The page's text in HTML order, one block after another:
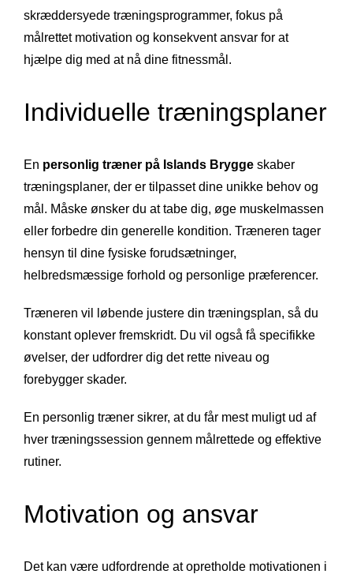
skræddersyede træningsprogrammer, fokus på
målrettet motivation og konsekvent ansvar for at
hjælpe dig med at nå dine fitnessmål.
Individuelle træningsplaner
En personlig træner på Islands Brygge skaber
træningsplaner, der er tilpasset dine unikke behov og
mål. Måske ønsker du at tabe dig, øge muskelmassen
eller forbedre din generelle kondition. Træneren tager
hensyn til dine fysiske forudsætninger,
helbredsmæssige forhold og personlige præferencer.
Træneren vil løbende justere din træningsplan, så du
konstant oplever fremskridt. Du vil også få specifikke
øvelser, der udfordrer dig det rette niveau og
forebygger skader.
En personlig træner sikrer, at du får mest muligt ud af
hver træningssession gennem målrettede og effektive
rutiner.
Motivation og ansvar
Det kan være udfordrende at opretholde motivationen i